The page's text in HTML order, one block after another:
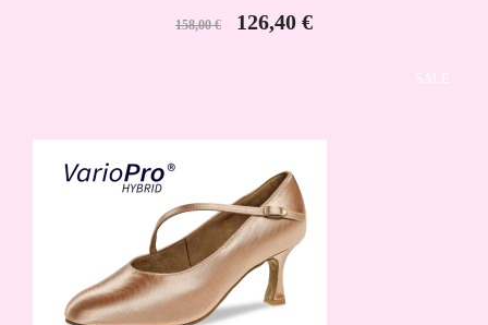
158,00 € 126,40 €
SALE